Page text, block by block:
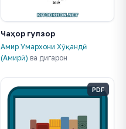
Чаҳор гулзор
Амир Умархони Хӯқандӣ
(Амирӣ) ва дигарон
PDF